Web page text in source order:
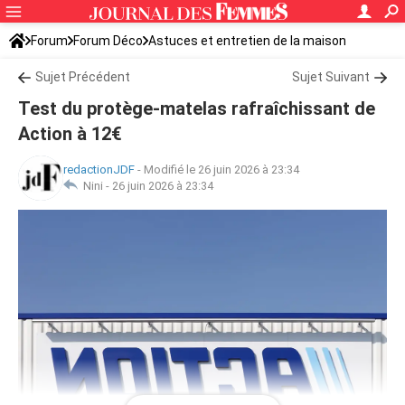
Forum Forum Déco Astuces et entretien de la maison
Sujet Précédent Sujet Suivant
Test du protège-matelas rafraîchissant de
Action à 12€
redactionJDF - Modifié le 26 juin 2026 à 23:34
Nini - 26 juin 2026 à 23:34